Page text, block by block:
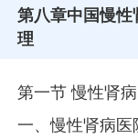
第八章中国慢性
理
第一节 慢性肾
一、慢性肾病医